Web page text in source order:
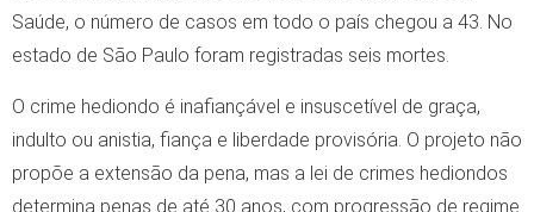
Saúde, o número de casos em todo o país chegou a 43. No
estado de São Paulo foram registradas seis mortes.
O crime hediondo é inafiançável e insuscetível de graça,
indulto ou anistia, fiança e liberdade provisória. O projeto não
propõe a extensão da pena, mas a lei de crimes hediondos
determina penas de até 30 anos, com progressão de regime